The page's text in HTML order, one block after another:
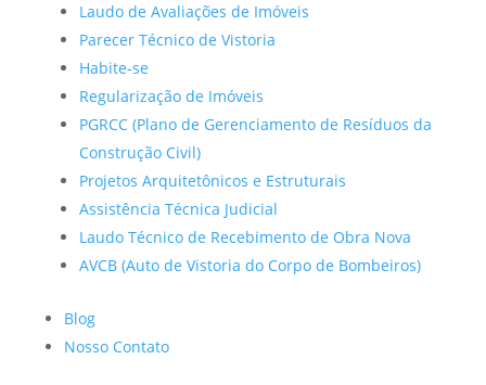
Laudo de Avaliações de Imóveis
Parecer Técnico de Vistoria
Habite-se
Regularização de Imóveis
PGRCC (Plano de Gerenciamento de Resíduos da
Construção Civil)
Projetos Arquitetônicos e Estruturais
Assistência Técnica Judicial
Laudo Técnico de Recebimento de Obra Nova
AVCB (Auto de Vistoria do Corpo de Bombeiros)
Blog
Nosso Contato